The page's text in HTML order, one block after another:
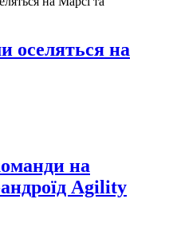
оселяться на
на
Agility